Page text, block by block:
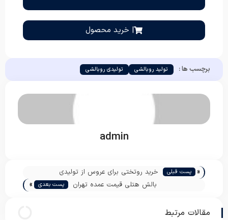
| خرید محصول
برچسب ها : تولید روبالشی تولیدی روبالشی
admin
« پست قبلی
خرید روتختی برای عروس از تولیدی
بالش هتلی قیمت عمده تهران
پست بعدی »
مقالات مرتبط